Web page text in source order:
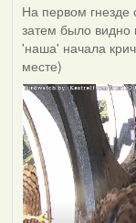
На первом гнезде
затем было видно
'наша' начала
месте)